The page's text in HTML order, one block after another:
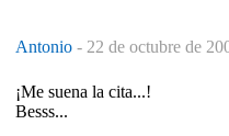
Antonio - 22 de octubre de
¡Me suena la cita...!
Besss...